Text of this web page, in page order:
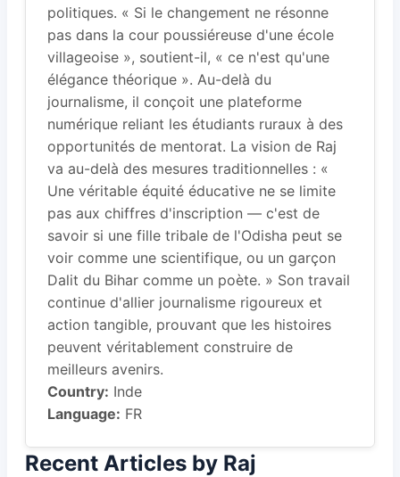
politiques. « Si le changement ne résonne
pas dans la cour poussiéreuse d'une école
villageoise », soutient-il, « ce n'est qu'une
élégance théorique ». Au-delà du
journalisme, il conçoit une plateforme
numérique reliant les étudiants ruraux à des
opportunités de mentorat. La vision de Raj
va au-delà des mesures traditionnelles : «
Une véritable équité éducative ne se limite
pas aux chiffres d'inscription — c'est de
savoir si une fille tribale de l'Odisha peut se
voir comme une scientifique, ou un garçon
Dalit du Bihar comme un poète. » Son travail
continue d'allier journalisme rigoureux et
action tangible, prouvant que les histoires
peuvent véritablement construire de
meilleurs avenirs.
Country: Inde
Language: FR
Recent Articles by Raj